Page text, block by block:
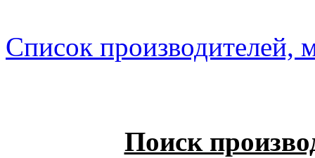
Список производителей,
Поиск